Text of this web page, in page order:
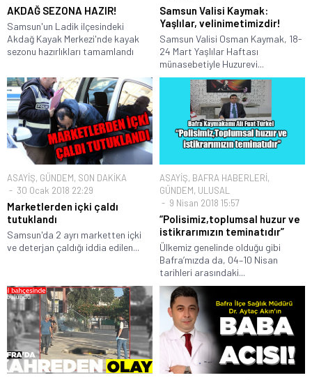
AKDAĞ SEZONA HAZIR!
Samsun'un Ladik ilçesindeki
Akdağ Kayak Merkezi'nde kayak
sezonu hazırlıkları tamamlandı
Samsun Valisi Kaymak:
Yaşlılar, velinimetimizdir!
Samsun Valisi Osman Kaymak, 18-
24 Mart Yaşlılar Haftası
münasebetiyle Huzurevi...
ASAYİŞ, GÜNDEM, SON DAKİKA
30 Ocak 2018 22:29
Marketlerden içki çaldı
tutuklandı
Samsun'da 2 ayrı marketten içki
ve deterjan çaldığı iddia edilen...
ASAYİŞ, BAFRA HABERLERİ,
GÜNDEM, ULUSAL
9 Nisan 2018 15:57
“Polisimiz,toplumsal huzur ve
istikrarımızın teminatıdır”
Ülkemiz genelinde olduğu gibi
Bafra’mızda da, 04–10 Nisan
tarihleri arasındaki...